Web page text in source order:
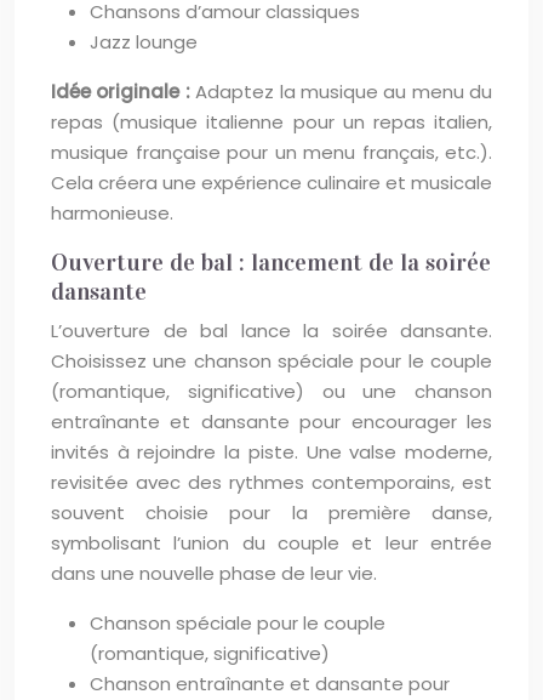
Chansons d’amour classiques
Jazz lounge
Idée originale :Adaptez la musique au menu du
repas (musique italienne pour un repas italien,
musique française pour un menu français, etc.).
Cela créera une expérience culinaire et musicale
harmonieuse.
Ouverture de bal : lancement de la soirée
dansante
L’ouverture de bal lance la soirée dansante.
Choisissez une chanson spéciale pour le couple
(romantique, significative) ou une chanson
entraînante et dansante pour encourager les
invités à rejoindre la piste. Une valse moderne,
revisitée avec des rythmes contemporains, est
souvent choisie pour la première danse,
symbolisant l’union du couple et leur entrée
dans une nouvelle phase de leur vie.
Chanson spéciale pour le couple
(romantique, significative)
Chanson entraînante et dansante pour